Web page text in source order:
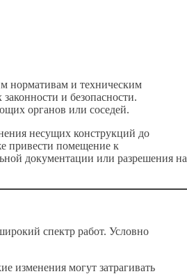
нормативам и техническим
и безопасности.
органов или соседей.
несущих конструкций до
привести помещение к
документации или разрешения на
спектр работ. Условно
изменения могут затрагивать